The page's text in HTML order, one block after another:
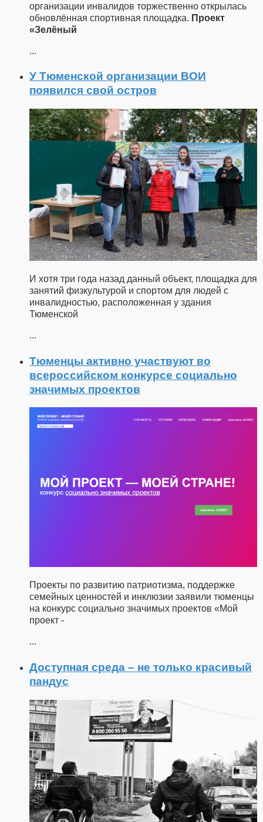
организации инвалидов торжественно открылась
обновлённая спортивная площадка. Проект
«Зелёный
...
У Тюменской организации ВОИ
появился свой остров
И хотя три года назад данный объект, площадка для
занятий физкультурой и спортом для людей с
инвалидностью, расположенная у здания
Тюменской
...
Тюменцы активно участвуют во
всероссийском конкурсе социально
значимых проектов
Проекты по развитию патриотизма, поддержке
семейных ценностей и инклюзии заявили тюменцы
на конкурс социально значимых проектов «Мой
проект -
...
Доступная среда – не только красивый
пандус